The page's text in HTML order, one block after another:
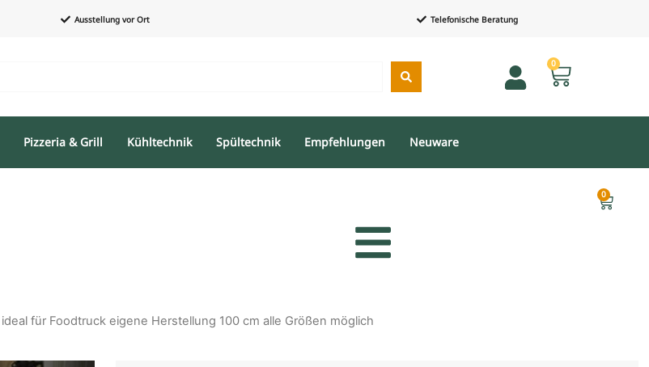
Ausstellung vor Ort Telefonische Beratung
0
Pizzeria & Grill Kühltechnik Spültechnik Empfehlungen Neuware
0
für Foodtruck eigene Herstellung 100 cm alle Größen möglich